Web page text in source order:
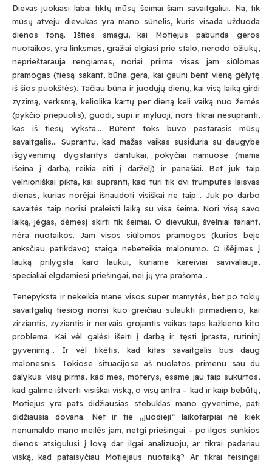
Dievas juokiasi labai tiktų mūsų šeimai šiam savaitgaliui. Na, tik
mūsų atveju dievukas yra mano sūnelis, kuris visada užduoda
dienos toną. Išties smagu, kai Motiejus pabunda geros
nuotaikos, yra linksmas, gražiai elgiasi prie stalo, nerodo ožiukų,
neprieštarauja rengiamas, noriai priima visas jam siūlomas
pramogas (tiesą sakant, būna gera, kai gauni bent vieną gėlytę
iš šios puokštės). Tačiau būna ir juodųjų dienų, kai visą laiką girdi
zyzimą, verksmą, keliolika kartų per dieną keli vaiką nuo žemės
(pykčio priepuolis), guodi, supi ir myluoji, nors tikrai nesupranti,
kas iš tiesų vyksta… Būtent toks buvo pastarasis mūsų
savaitgalis… Suprantu, kad mažas vaikas susiduria su daugybe
išgyvenimų: dygstantys dantukai, pokyčiai namuose (mama
išeina į darbą, reikia eiti į darželį) ir panašiai. Bet juk taip
velnioniškai pikta, kai supranti, kad turi tik dvi trumputes laisvas
dienas, kurias norėjai išnaudoti visiškai ne taip… Juk po darbo
savaitės taip norisi praleisti laiką su visa šeima. Nori visą savo
laiką, jėgas, dėmesį skirti tik šeimai. O dievukui, švelniai tariant,
nėra nuotaikos. Jam visos siūlomos pramogos (kurios beje
anksčiau patikdavo) staiga nebeteikia malonumo. O išėjimas į
lauką prilygsta karo laukui, kuriame kareiviai savivaliauja,
specialiai elgdamiesi priešingai, nei jų yra prašoma…
Tenepyksta ir nekeikia mane visos super mamytės, bet po tokių
savaitgalių tiesiog norisi kuo greičiau sulaukti pirmadienio, kai
zirziantis, zyziantis ir nervais grojantis vaikas taps kažkieno kito
problema. Kai vėl galėsi išeiti į darbą ir tęsti įprasta, rutininį
gyvenimą… Ir vėl tikėtis, kad kitas savaitgalis bus daug
malonesnis. Tokiose situacijose aš nuolatos primenu sau du
dalykus: visų pirma, kad mes, moterys, esame jau taip sukurtos,
kad galime ištverti visiškai viską, o visų antra – kad ir kaip bebūtų,
Motiejus yra pats didžiausias stebuklas mano gyvenime, pati
didžiausia dovana. Net ir tie „juodieji“ laikotarpiai nė kiek
nenumaldo mano meilės jam, netgi priešingai – po ilgos sunkios
dienos atsigulusi į lovą dar ilgai analizuoju, ar tikrai padariau
viską, kad pataisyčiau Motiejaus nuotaiką? Ar tikrai teisingai